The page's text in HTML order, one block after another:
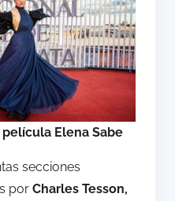
Elena Sabe
secciones
por Charles Tesson,